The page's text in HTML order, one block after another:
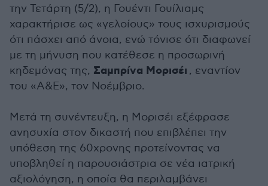
την Τετάρτη (5/2), η Γουέντι Γουίλιαμς
χαρακτήρισε ως «γελοίους» τους ισχυρισμούς
ότι πάσχει από άνοια, ενώ τόνισε ότι διαφωνεί
με τη μήνυση που κατέθεσε η προσωρινή
κηδεμόνας της, Σαμπρίνα Μορισέι , εναντίον
του «A&E», τον Νοέμβριο.
Μετά τη συνέντευξη, η Μορισέι εξέφρασε
ανησυχία στον δικαστή που επιβλέπει την
υπόθεση της 60χρονης προτείνοντας να
υποβληθεί η παρουσιάστρια σε νέα ιατρική
αξιολόγηση, η οποία θα περιλαμβάνει